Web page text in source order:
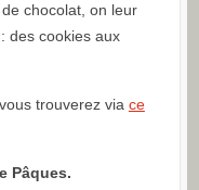
chocolat, on leur
des cookies aux
trouverez via ce
Pâques.